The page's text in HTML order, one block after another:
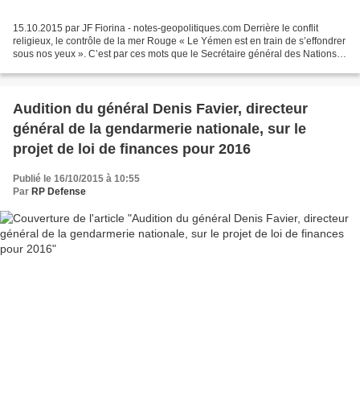
15.10.2015 par JF Fiorina - notes-geopolitiques.com Derrière le conflit
religieux, le contrôle de la mer Rouge « Le Yémen est en train de s’effondrer
sous nos yeux ». C’est par ces mots que le Secrétaire général des Nations
Audition du général Denis Favier, directeur
général de la gendarmerie nationale, sur le
projet de loi de finances pour 2016
Publié le 16/10/2015 à 10:55
Par RP Defense